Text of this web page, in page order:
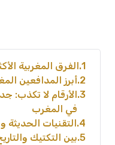
1 الفرق المغربية
2 أبرز المدافعين
3 الأرقام لا تكذب:
في المغرب
4 التقنيات الحديثة
5 بين التكتيك